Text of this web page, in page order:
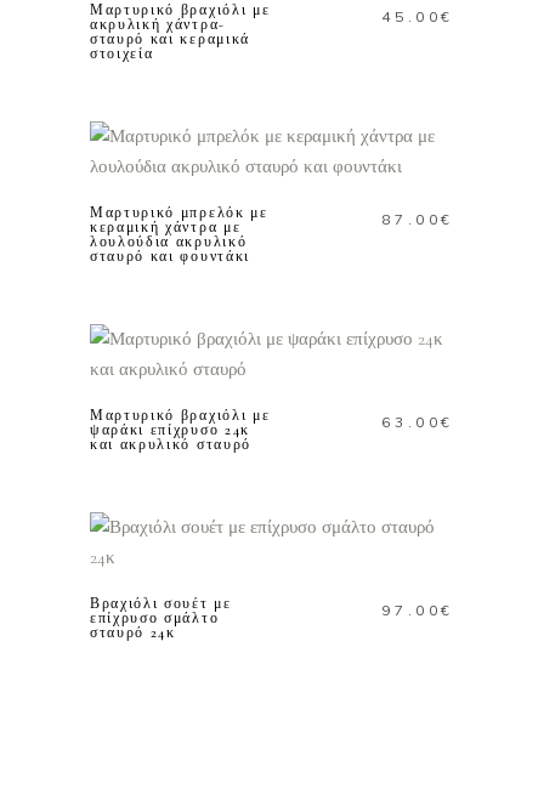
Μαρτυρικό βραχιόλι με
ακρυλική χάντρα-
σταυρό και κεραμικά
στοιχεία
45.00€
ΠΡΟΣΘΗΚΗ ΣΤΟ
Μαρτυρικό μπρελόκ με
κεραμική χάντρα με
λουλούδια ακρυλικό
σταυρό και φουντάκι
87.00€
ΠΡΟΣΘΗΚΗ ΣΤΟ
Μαρτυρικό βραχιόλι με
ψαράκι επίχρυσο 24κ
και ακρυλικό σταυρό
63.00€
ΠΡΟΣΘΗΚΗ ΣΤΟ
Βραχιόλι σουέτ με
επίχρυσο σμάλτο
σταυρό 24κ
97.00€